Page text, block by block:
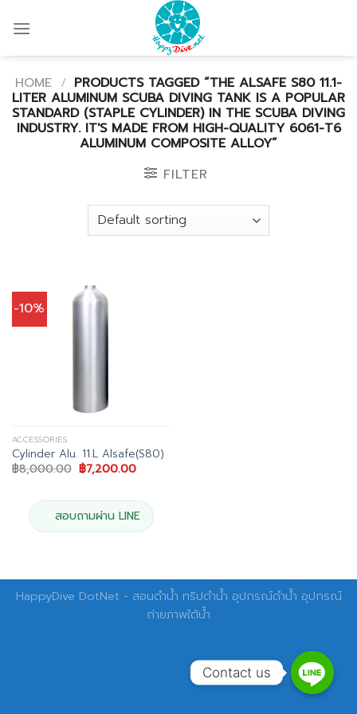
HOME / PRODUCTS TAGGED “THE ALSAFE S80 11.1-
LITER ALUMINUM SCUBA DIVING TANK IS A POPULAR
STANDARD (STAPLE CYLINDER) IN THE SCUBA DIVING
INDUSTRY. IT'S MADE FROM HIGH-QUALITY 6061-T6
ALUMINUM COMPOSITE ALLOY”
FILTER
-10%
ACCESSORIES
Cylinder Alu. 11.L Alsafe(S80)
฿8,000.00 Original
price
฿8,000.00.
฿7,200.00Current
฿7,200.00.
สอบถามผ่าน LINE
HappyDive DotNet - สอนดำน้ำ ทริปดำน้ำ อุปกรณ์ดำน้ำ อุปกรณ์
ถ่ายภาพใต้น้ำ
Contact us